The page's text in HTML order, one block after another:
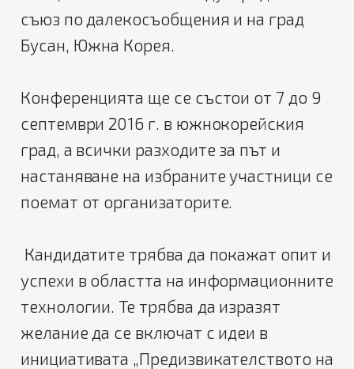
съюз по далекосъобщения и на град
Бусан, Южна Корея.
Конференцията ще се състои от 7 до 9
септември 2016 г. в южнокорейския
град, а всички разходите за път и
настаняване на избраните участници се
поемат от организаторите.
Кандидатите трябва да покажат опит и
успехи в областта на информационните
технологии. Те трябва да изразят
желание да се включат с идеи в
инициативата „Предизвикателството на